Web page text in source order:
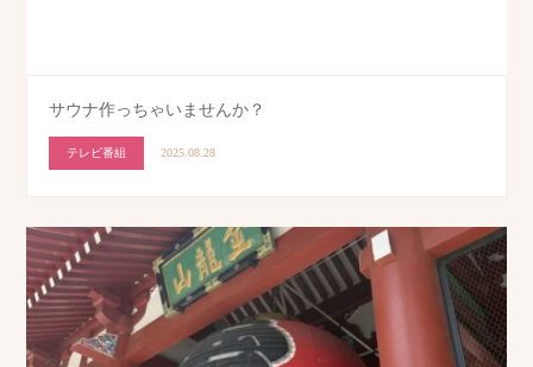
サウナ作っちゃいませんか？
テレビ番組 2025.08.28